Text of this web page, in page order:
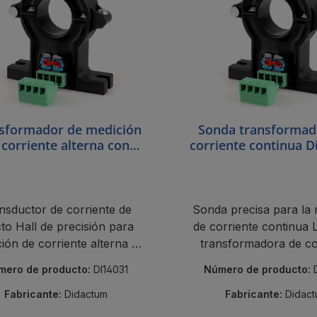
de medición
alterna con
de corriente de
Hall de precisión para
de corriente alterna El
es un transductor de
alterna Hall de lazo
de producto: DI14031
Fabricante: Didactum
Sonda
corriente continua
Sonda precisa para la
de corriente continua La sonda
transformadora de
transformador de
de efecto Hall, abierto
Número de producto:
Fabricante: